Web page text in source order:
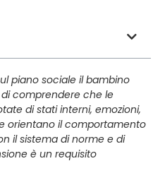
piano sociale il bambino
comprendere che le
di stati interni, emozioni,
orientano il comportamento
il sistema di norme e di
è un requisito